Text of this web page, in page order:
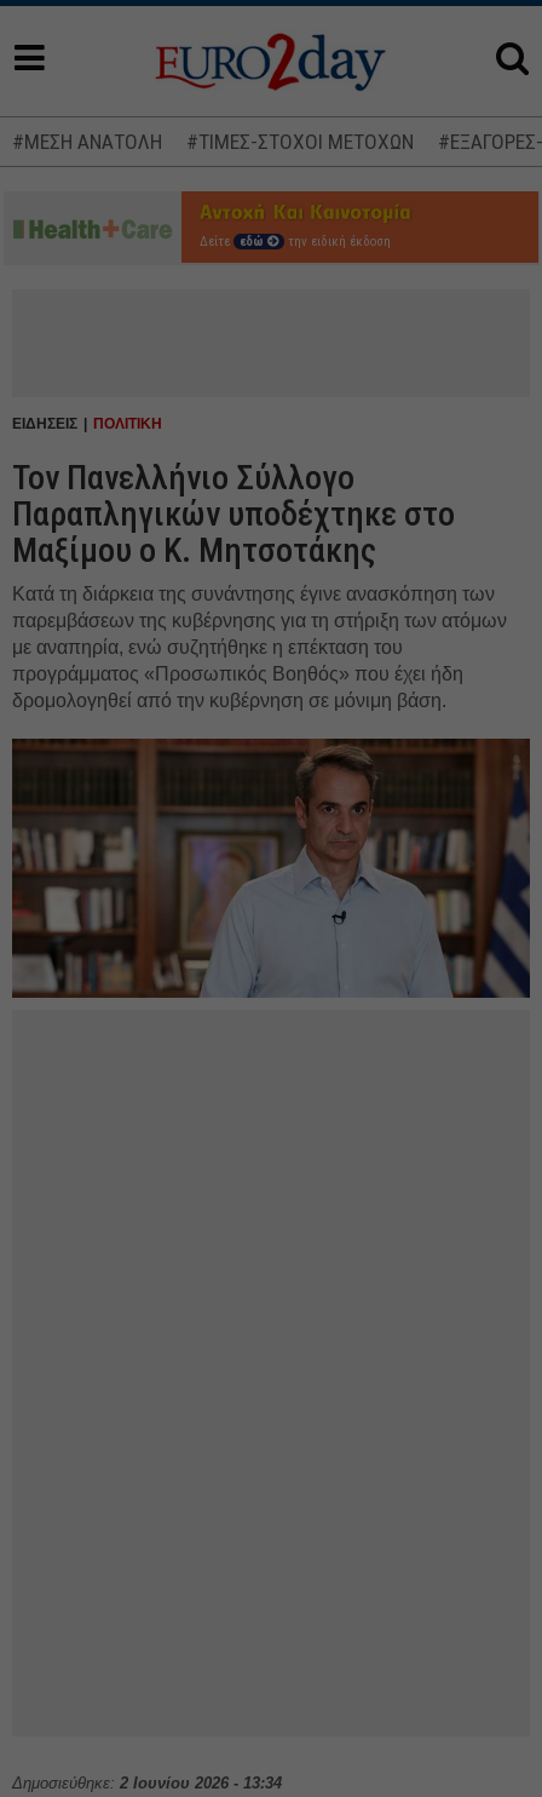
#ΜΕΣΗ ΑΝΑΤΟΛΗ #ΤΙΜΕΣ-ΣΤΟΧΟΙ ΜΕΤΟΧΩΝ
Δείτε εδώ την ειδική έκδοση
ΕΙΔΗΣΕΙΣ ΠΟΛΙΤΙΚΗ
Τον Πανελλήνιο Σύλλογο
Παραπληγικών υποδέχτηκε στο
Μαξίμου ο Κ. Μητσοτάκης
Κατά τη διάρκεια της συνάντησης έγινε ανασκόπηση των
παρεμβάσεων της κυβέρνησης για τη στήριξη των ατόμων
με αναπηρία, ενώ συζητήθηκε η επέκταση του
προγράμματος «Προσωπικός Βοηθός» που έχει ήδη
δρομολογηθεί από την κυβέρνηση σε μόνιμη βάση.
Δημοσιεύθηκε: 2 Ιουνίου 2026 - 13:34